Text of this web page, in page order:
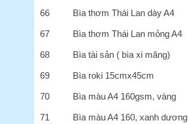
66 Bìa thơm Thái Lan dày A4
67 Bìa thơm Thái Lan mỏng A4
68 Bìa tài sản ( bìa xi măng)
69 Bìa roki 15cmx45cm
70 Bìa màu A4 160gsm, vàng
71 Bìa màu A4 160, xanh dương